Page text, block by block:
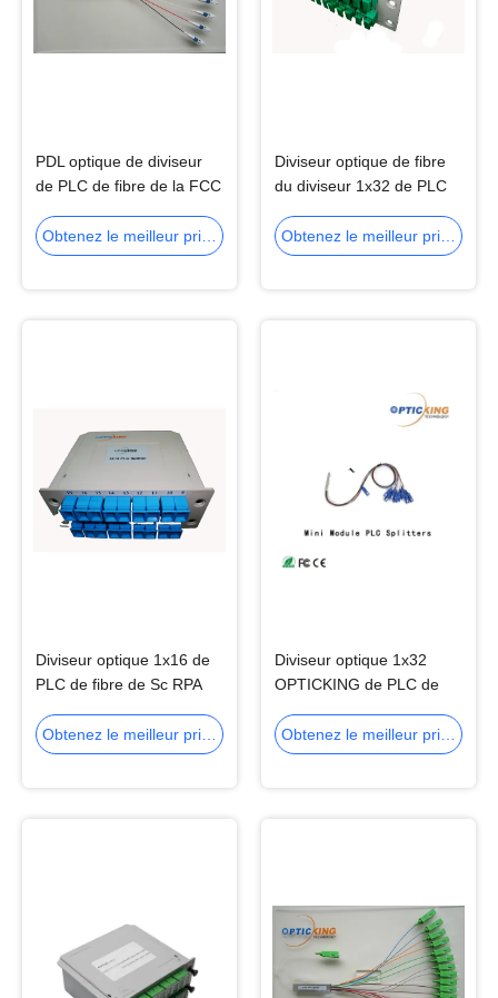
PDL optique de diviseur
de PLC de fibre de la FCC
de la CE bas
Obtenez le meilleur prix
Diviseur optique de fibre
du diviseur 1x32 de PLC
de PON
Obtenez le meilleur prix
Diviseur optique 1x16 de
PLC de fibre de Sc RPA
Obtenez le meilleur prix
Diviseur optique 1x32
OPTICKING de PLC de
Obtenez le meilleur prix